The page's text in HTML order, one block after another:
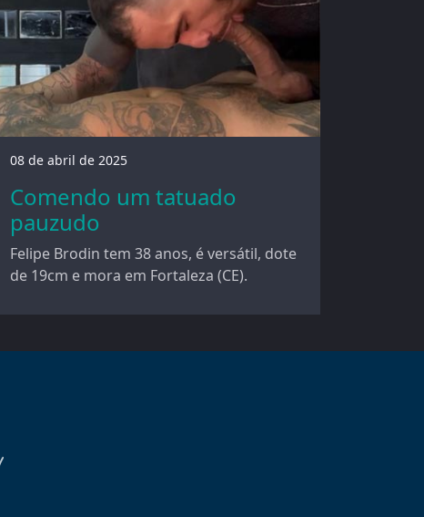
08 de abril de 2025
Comendo um tatuado
pauzudo
Felipe Brodin tem 38 anos, é versátil, dote
de 19cm e mora em Fortaleza (CE).